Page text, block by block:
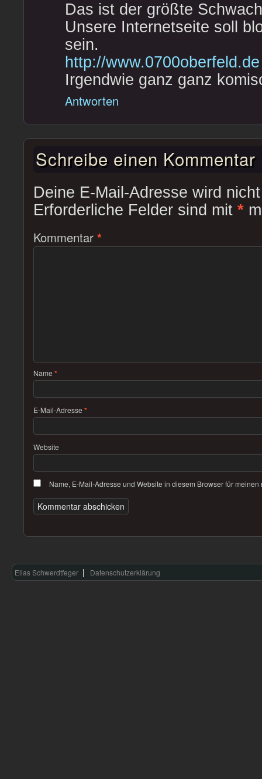
Das ist der größte
Unsere Internetseite soll
sein.
http://www.0700oberfeld.de
Irgendwie ganz ganz
Antworten
Schreibe einen Kommentar
Deine E-Mail-Adresse wird
Erforderliche Felder sind mit *
Kommentar *
Name *
E-Mail-Adresse *
Website
Name, E-Mail-Adresse und Website in diesem Browser für
Elias Schwerdtfeger Datenschutzerklärung